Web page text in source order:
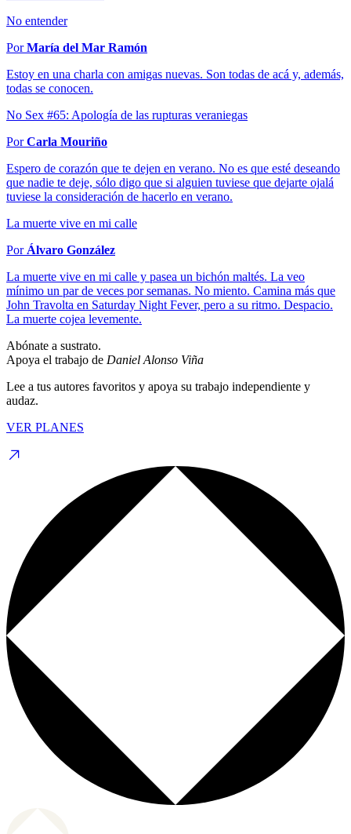
No entender
PorMaría del Mar Ramón
Estoy en una charla con amigas nuevas. Son todas de acá y, además,
todas se conocen.
No Sex #65: Apología de las rupturas veraniegas
PorCarla Mouriño
Espero de corazón que te dejen en verano. No es que esté deseando
que nadie te deje, sólo digo que si alguien tuviese que dejarte ojalá
tuviese la consideración de hacerlo en verano.
La muerte vive en mi calle
Por Álvaro González
La muerte vive en mi calle y pasea un bichón maltés. La veo
mínimo un par de veces por semanas. No miento. Camina más que
John Travolta en Saturday Night Fever, pero a su ritmo. Despacio.
La muerte cojea levemente.
Abónate a sustrato.
Apoya el trabajo de Daniel Alonso Viña
Lee a tus autores favoritos y apoya su trabajo independiente y
audaz.
VER PLANES